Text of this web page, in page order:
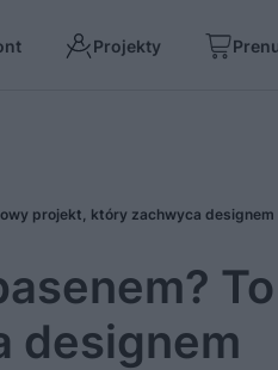
Projekty
projekt, który zachwyca designem
designem